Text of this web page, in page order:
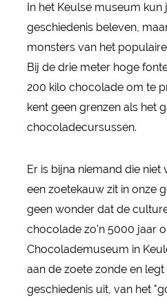
In het Keulse museum kun
geschiedenis beleven,
monsters van het
Bij de drie meter hoge
200 kilo chocolade om te
kent geen grenzen als het
chocoladecursussen.
Er is bijna niemand die
een zoetekauw zit in onze
geen wonder dat de
chocolade zo'n 5000 jaar
Chocolademuseum in
aan de zoete zonde en
geschiedenis uit, van het